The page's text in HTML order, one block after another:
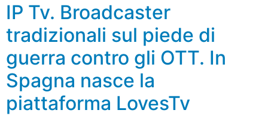
IP Tv. Broadcaster
tradizionali sul piede di
guerra contro gli OTT. In
Spagna nasce la
piattaforma LovesTv